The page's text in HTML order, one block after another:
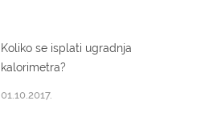
Koliko se isplati ugradnja
kalorimetra?
01.10.2017.